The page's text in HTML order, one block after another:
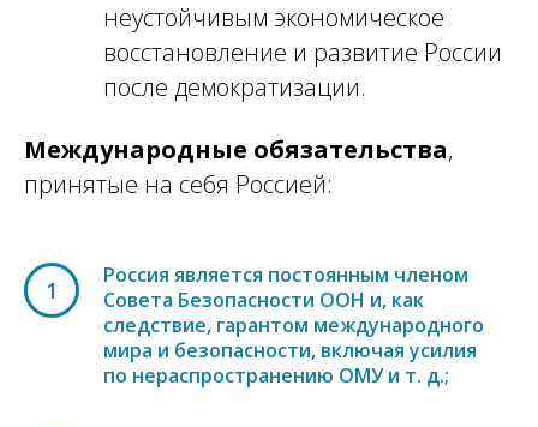
неустойчивым экономическое
восстановление и развитие России
после демократизации.
Международные обязательства,
принятые на себя Россией:
1
Россия является постоянным членом
Совета Безопасности ООН и, как
следствие, гарантом международного
мира и безопасности, включая усилия
по нераспространению ОМУ и т. д.;